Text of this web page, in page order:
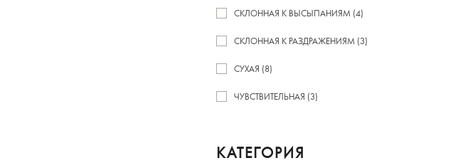
СКЛОННАЯ К ВЫСЫПАНИЯМ (4)
СКЛОННАЯ К РАЗДРАЖЕНИЯМ (3)
СУХАЯ (8)
ЧУВСТВИТЕЛЬНАЯ (3)
КАТЕГОРИЯ